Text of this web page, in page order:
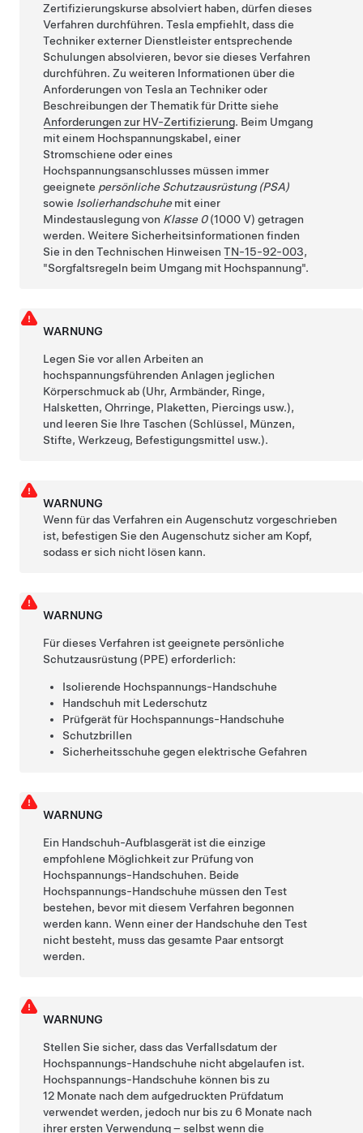
Zertifizierungskurse absolviert haben, dürfen dieses
Verfahren durchführen. Tesla empfiehlt, dass die
Techniker externer Dienstleister entsprechende
Schulungen absolvieren, bevor sie dieses Verfahren
durchführen. Zu weiteren Informationen über die
Anforderungen von Tesla an Techniker oder
Beschreibungen der Thematik für Dritte siehe
Anforderungen zur HV-Zertifizierung. Beim Umgang
mit einem Hochspannungskabel, einer
Stromschiene oder eines
Hochspannungsanschlusses müssen immer
geeignete persönliche Schutzausrüstung (PSA)
sowie Isolierhandschuhemit einer
Mindestauslegung von Klasse 0(1000 V) getragen
werden. Weitere Sicherheitsinformationen finden
Sie in den Technischen HinweisenTN-15-92-003,
Sorgfaltsregeln beim Umgang mit Hochspannung .
WARNUNG
Legen Sie vor allen Arbeiten an
hochspannungsführenden Anlagen jeglichen
Körperschmuck ab (Uhr, Armbänder, Ringe,
Halsketten, Ohrringe, Plaketten, Piercings usw.),
und leeren Sie Ihre Taschen (Schlüssel, Münzen,
Stifte, Werkzeug, Befestigungsmittel usw.).
WARNUNG
Wenn für das Verfahren ein Augenschutz vorgeschrieben
ist, befestigen Sie den Augenschutz sicher am Kopf,
sodass er sich nicht lösen kann.
WARNUNG
Für dieses Verfahren ist geeignete persönliche
Schutzausrüstung (PPE) erforderlich:
Isolierende Hochspannungs-Handschuhe
Handschuh mit Lederschutz
Prüfgerät für Hochspannungs-Handschuhe
Schutzbrillen
Sicherheitsschuhe gegen elektrische Gefahren
WARNUNG
Ein Handschuh-Aufblasgerät ist die einzige
empfohlene Möglichkeit zur Prüfung von
Hochspannungs-Handschuhen. Beide
Hochspannungs-Handschuhe müssen den Test
bestehen, bevor mit diesem Verfahren begonnen
werden kann. Wenn einer der Handschuhe den Test
nicht besteht, muss das gesamte Paar entsorgt
werden.
WARNUNG
Stellen Sie sicher, dass das Verfallsdatum der
Hochspannungs-Handschuhe nicht abgelaufen ist.
Hochspannungs-Handschuhe können bis zu
12 Monate nach dem aufgedruckten Prüfdatum
verwendet werden, jedoch nur bis zu 6 Monate nach
ihrer ersten Verwendung – selbst wenn die